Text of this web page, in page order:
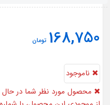
168,750 تومان
ناموجود
محصول مورد نظر شما در حال